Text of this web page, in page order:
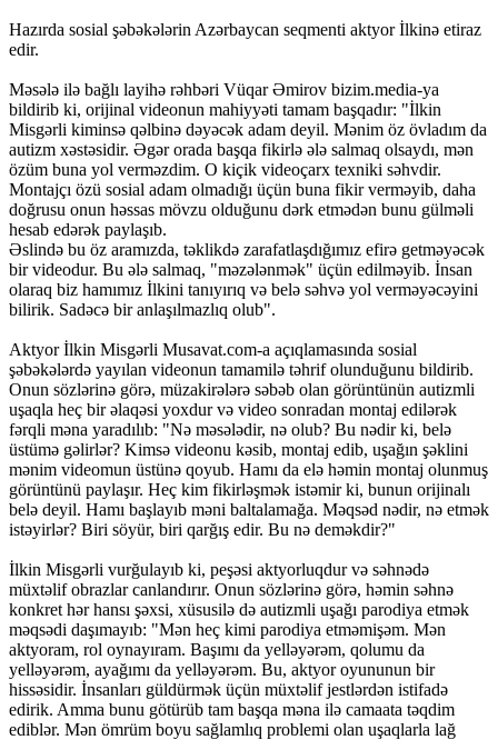
Hazırda sosial şəbəkələrin Azərbaycan seqmenti aktyor İlkinə etiraz
edir.
Məsələ ilə bağlı layihə rəhbəri Vüqar Əmirov bizim.media-ya
bildirib ki, orijinal videonun mahiyyəti tamam başqadır: "İlkin
Misgərli kiminsə qəlbinə dəyəcək adam deyil. Mənim öz övladım da
autizm xəstəsidir. Əgər orada başqa fikirlə ələ salmaq olsaydı, mən
özüm buna yol verməzdim. O kiçik videoçarx texniki səhvdir.
Montajçı özü sosial adam olmadığı üçün buna fikir verməyib, daha
doğrusu onun həssas mövzu olduğunu dərk etmədən bunu gülməli
hesab edərək paylaşıb.
Əslində bu öz aramızda, təklikdə zarafatlaşdığımız efirə getməyəcək
bir videodur. Bu ələ salmaq, "məzələnmək" üçün edilməyib. İnsan
olaraq biz hamımız İlkini tanıyırıq və belə səhvə yol verməyəcəyini
bilirik. Sadəcə bir anlaşılmazlıq olub".
Aktyor İlkin Misgərli Musavat.com-a açıqlamasında sosial
şəbəkələrdə yayılan videonun tamamilə təhrif olunduğunu bildirib.
Onun sözlərinə görə, müzakirələrə səbəb olan görüntünün autizmli
uşaqla heç bir əlaqəsi yoxdur və video sonradan montaj edilərək
fərqli məna yaradılıb: "Nə məsələdir, nə olub? Bu nədir ki, belə
üstümə gəlirlər? Kimsə videonu kəsib, montaj edib, uşağın şəklini
mənim videomun üstünə qoyub. Hamı da elə həmin montaj olunmuş
görüntünü paylaşır. Heç kim fikirləşmək istəmir ki, bunun orijinalı
belə deyil. Hamı başlayıb məni baltalamağa. Məqsəd nədir, nə etmək
istəyirlər? Biri söyür, biri qarğış edir. Bu nə deməkdir?"
İlkin Misgərli vurğulayıb ki, peşəsi aktyorluqdur və səhnədə
müxtəlif obrazlar canlandırır. Onun sözlərinə görə, həmin səhnə
konkret hər hansı şəxsi, xüsusilə də autizmli uşağı parodiya etmək
məqsədi daşımayıb: "Mən heç kimi parodiya etməmişəm. Mən
aktyoram, rol oynayıram. Başımı da yelləyərəm, qolumu da
yelləyərəm, ayağımı da yelləyərəm. Bu, aktyor oyununun bir
hissəsidir. İnsanları güldürmək üçün müxtəlif jestlərdən istifadə
edirik. Amma bunu götürüb tam başqa məna ilə camaata təqdim
ediblər. Mən ömrüm boyu sağlamlıq problemi olan uşaqlarla lağ